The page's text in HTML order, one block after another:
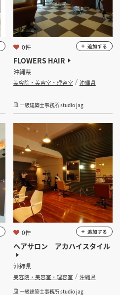
FLOWERS HAIR
沖縄県
美容院・美容室・理容室 沖縄県
一級建築士事務所 studio jag
0件 追加する
ヘアサロン アカハイスタイル
沖縄県
美容院・美容室・理容室
沖縄県
一級建築士事務所 studio jag
0件 追加する